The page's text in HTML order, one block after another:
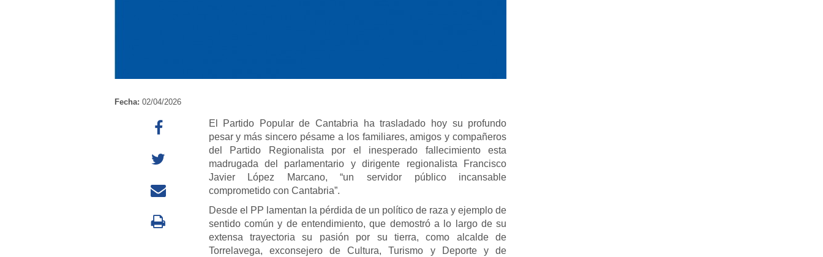
Fecha: 02/04/2026
El Partido Popular de Cantabria ha trasladado hoy su profundo
pesar y más sincero pésame a los familiares, amigos y compañeros
del Partido Regionalista por el inesperado fallecimiento esta
madrugada del parlamentario y dirigente regionalista Francisco
Javier López Marcano, “un servidor público incansable
comprometido con Cantabria”.
Desde el PP lamentan la pérdida de un político de raza y ejemplo de
sentido común y de entendimiento, que demostró a lo largo de su
extensa trayectoria su pasión por su tierra, como alcalde de
Torrelavega, exconsejero de Cultura, Turismo y Deporte y de